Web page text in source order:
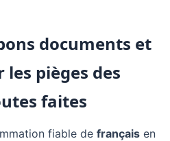
documents et
pièges des
faites
fiable de français en